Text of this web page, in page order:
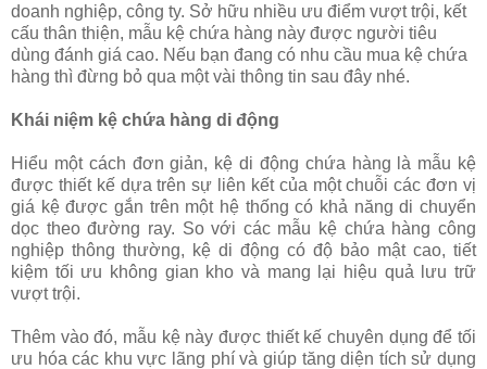
doanh nghiệp, công ty. Sở hữu nhiều ưu điểm vượt trội, kết
cấu thân thiện, mẫu kệ chứa hàng này được người tiêu
dùng đánh giá cao. Nếu bạn đang có nhu cầu mua kệ chứa
hàng thì đừng bỏ qua một vài thông tin sau đây nhé.
Khái niệm kệ chứa hàng di động
Hiểu một cách đơn giản, kệ di động chứa hàng là mẫu kệ
được thiết kế dựa trên sự liên kết của một chuỗi các đơn vị
giá kệ được gắn trên một hệ thống có khả năng di chuyển
dọc theo đường ray. So với các mẫu kệ chứa hàng công
nghiệp thông thường, kệ di động có độ bảo mật cao, tiết
kiệm tối ưu không gian kho và mang lại hiệu quả lưu trữ
vượt trội.
Thêm vào đó, mẫu kệ này được thiết kế chuyên dụng để tối
ưu hóa các khu vực lãng phí và giúp tăng diện tích sử dụng